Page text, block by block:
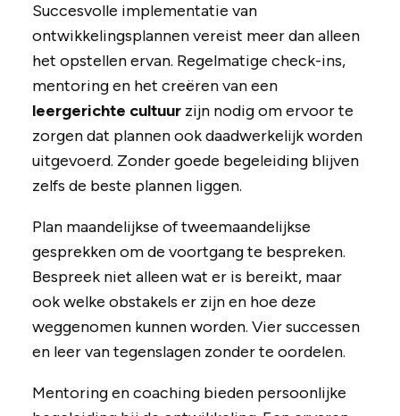
Succesvolle implementatie van
ontwikkelingsplannen vereist meer dan alleen
het opstellen ervan. Regelmatige check-ins,
mentoring en het creëren van een
leergerichte cultuurzijn nodig om ervoor te
zorgen dat plannen ook daadwerkelijk worden
uitgevoerd. Zonder goede begeleiding blijven
zelfs de beste plannen liggen.
Plan maandelijkse of tweemaandelijkse
gesprekken om de voortgang te bespreken.
Bespreek niet alleen wat er is bereikt, maar
ook welke obstakels er zijn en hoe deze
weggenomen kunnen worden. Vier successen
en leer van tegenslagen zonder te oordelen.
Mentoring en coaching bieden persoonlijke